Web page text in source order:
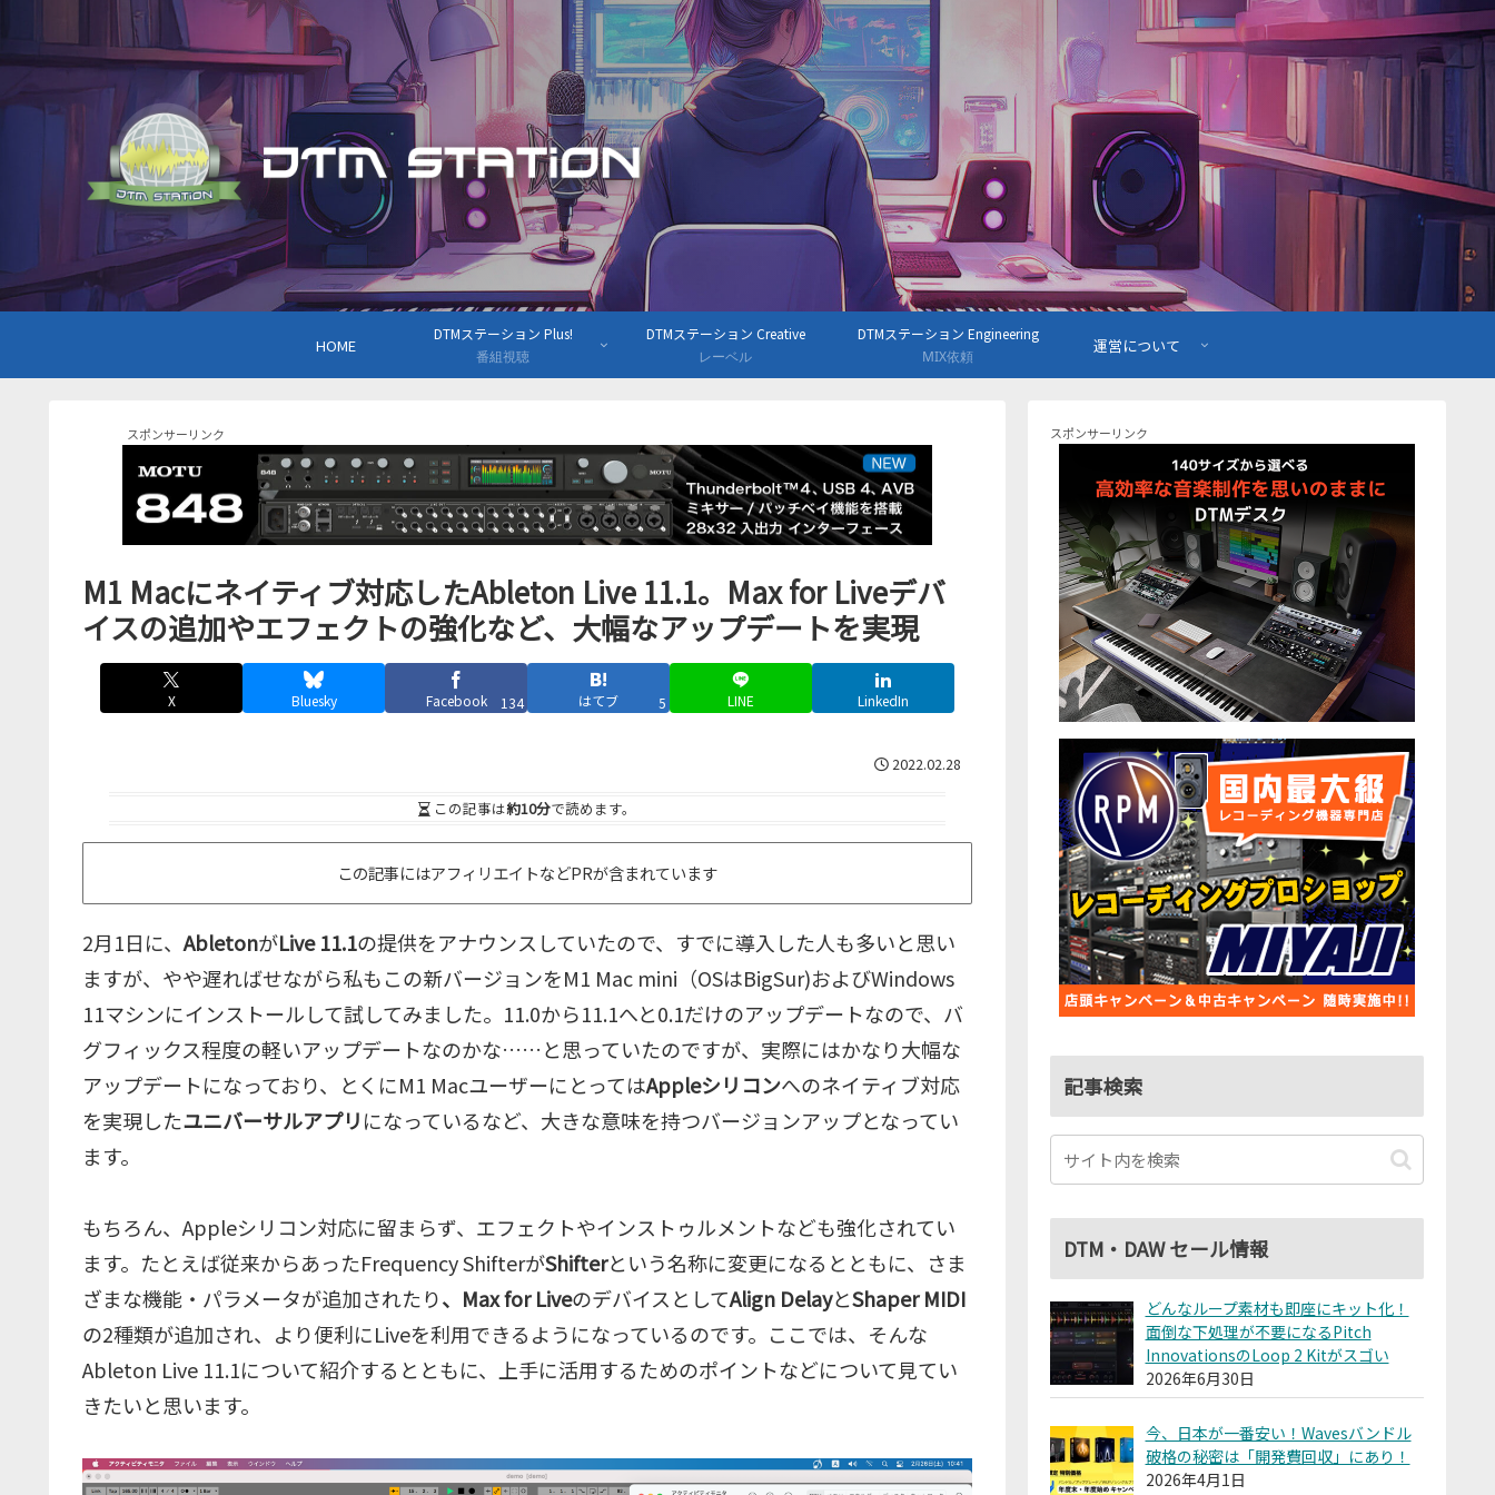
HOME
DTMステーション Plus!
番組視聴
DTMステーション Creative
レーベル
DTMステーション Engineering
MIX依頼
運営について
スポンサーリンク
M1 Macにネイティブ対応したAbleton Live 11.1。Max for Liveデバ
イスの追加やエフェクトの強化など、大幅なアップデートを実現
X Bluesky Facebook 134 はてブ 5 LINE LinkedIn
2022.02.28
この記事は約10分で読めます。
この記事にはアフィリエイトなどPRが含まれています
2月1日に、 AbletonがLive 11.1の提供をアナウンスしていたので、すでに導入した人も多いと思い
ますが、やや遅ればせながら私もこの新バージョンをM1 Mac mini（OSはBigSur)およびWindows
11マシンにインストールして試してみました。11.0から11.1へと0.1だけのアップデートなので、バ
グフィックス程度の軽いアップデートなのかな……と思っていたのですが、実際にはかなり大幅な
アップデートになっており、とくにM1 MacユーザーにとってはAppleシリコンへのネイティブ対応
を実現したユニバーサルアプリになっているなど、大きな意味を持つバージョンアップとなってい
ます。
もちろん、Appleシリコン対応に留まらず、エフェクトやインストゥルメントなども強化されてい
ます。たとえば従来からあったFrequency ShifterがShifterという名称に変更になるとともに、さま
ざまな機能・パラメータが追加されたり、Max for LiveのデバイスとしてAlign DelayとShaper MIDI
の2種類が追加され、より便利にLiveを利用できるようになっているのです。ここでは、そんな
Ableton Live 11.1について紹介するとともに、上手に活用するためのポイントなどについて見てい
きたいと思います。
スポンサーリンク
記事検索
DTM・DAW セール情報
どんなループ素材も即座にキット化！
面倒な下処理が不要になるPitch
InnovationsのLoop 2 Kitがスゴい
2026年6月30日
今、日本が一番安い！Wavesバンドル
破格の秘密は「開発費回収」にあり！
2026年4月1日